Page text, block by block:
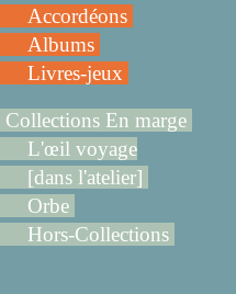
Accordéons
Albums
Livres-jeux
Collections En marge
L'œil voyage
[dans l'atelier]
Orbe
Hors-Collections